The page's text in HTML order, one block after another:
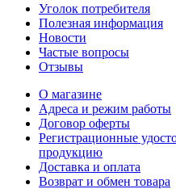
Уголок потребителя
Полезная информация
Новости
Частые вопросы
Отзывы
О магазине
Адреса и режим работы
Договор оферты
Регистрационные
продукцию
Доставка и оплата
Возврат и обмен товара